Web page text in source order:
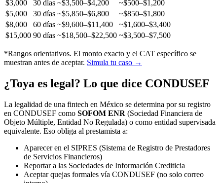
$3,000
30 días ~$3,500–$4,200
~$500–$1,200
$5,000
30 días ~$5,850–$6,800
~$850–$1,800
$8,000
60 días ~$9,600–$11,400
~$1,600–$3,400
$15,000 90 días ~$18,500–$22,500 ~$3,500–$7,500
*Rangos orientativos. El monto exacto y el CAT específico se
muestran antes de aceptar. Simula tu caso →
¿Toya es legal? Lo que dice CONDUSEF
La legalidad de una fintech en México se determina por su registro
en CONDUSEF como SOFOM ENR (Sociedad Financiera de
Objeto Múltiple, Entidad No Regulada) o como entidad supervisada
equivalente. Eso obliga al prestamista a:
Aparecer en el SIPRES (Sistema de Registro de Prestadores
de Servicios Financieros)
Reportar a las Sociedades de Información Crediticia
Aceptar quejas formales vía CONDUSEF (no solo correo